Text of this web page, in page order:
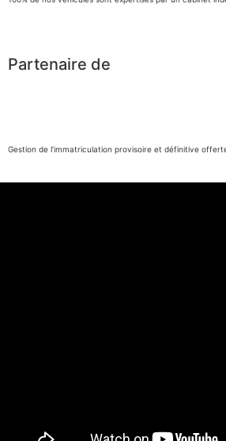
Partenaire de
Gestion de l’immatriculation provisoire et définitive